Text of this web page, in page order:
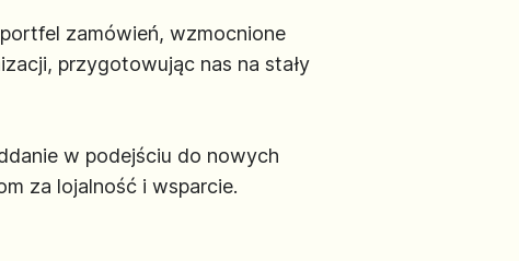
zamówień, wzmocnione
przygotowując nas na stały
w podejściu do nowych
za lojalność i wsparcie.